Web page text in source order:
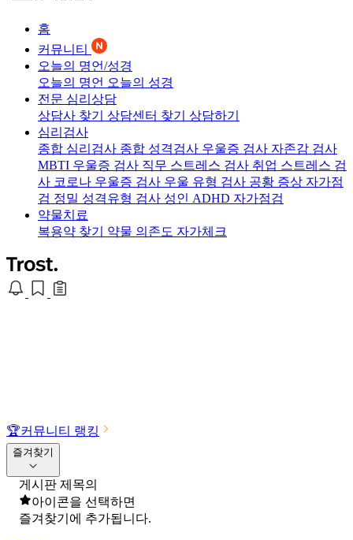
홈
커뮤니티
오늘의 명언/성경
오늘의 명언 오늘의 성경
전문 심리상담
상담사 찾기 상담센터 찾기 상담하기
심리검사
종합 심리검사 종합 성격검사 우울증 검사 자존감 검사
MBTI 우울증 검사 직무 스트레스 검사 취업 스트레스 검
사 코로나 우울증 검사 우울 유형 검사 공황 증상 자가점
검 정밀 성격유형 검사 성인 ADHD 자가점검
약물치료
복용약 찾기 약물 의존도 자가체크
🏆커뮤니티 랭킹
즐겨찾기
게시판 제목의
아이콘을 선택하면
즐겨찾기에 추가됩니다.